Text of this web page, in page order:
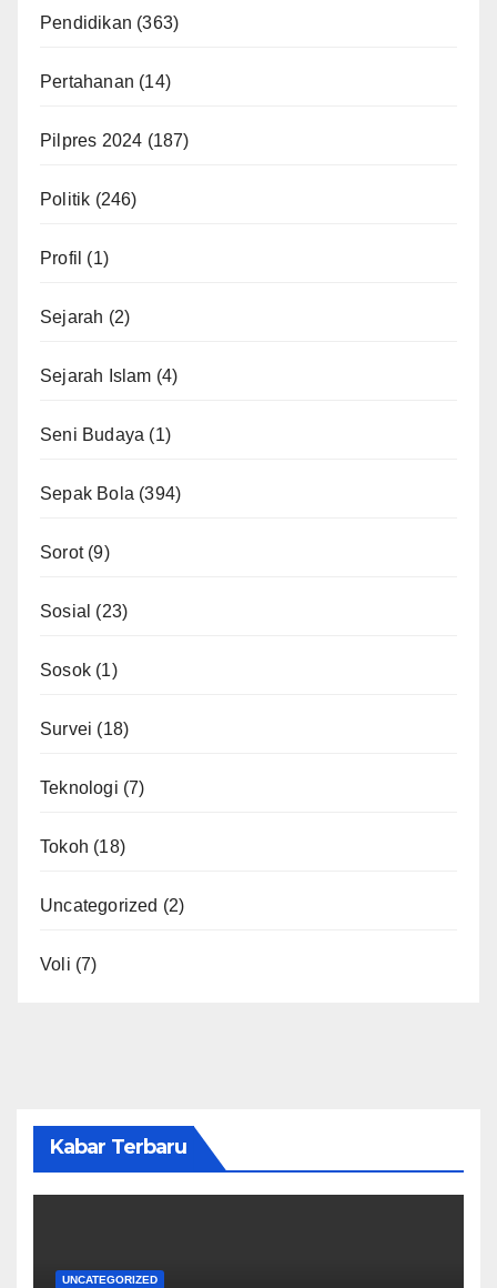
Pendidikan (363)
Pertahanan (14)
Pilpres 2024 (187)
Politik (246)
Profil (1)
Sejarah (2)
Sejarah Islam (4)
Seni Budaya (1)
Sepak Bola (394)
Sorot(9)
Sosial (23)
Sosok (1)
Survei (18)
Teknologi (7)
Tokoh (18)
Uncategorized (2)
Voli (7)
Kabar Terbaru
UNCATEGORIZED